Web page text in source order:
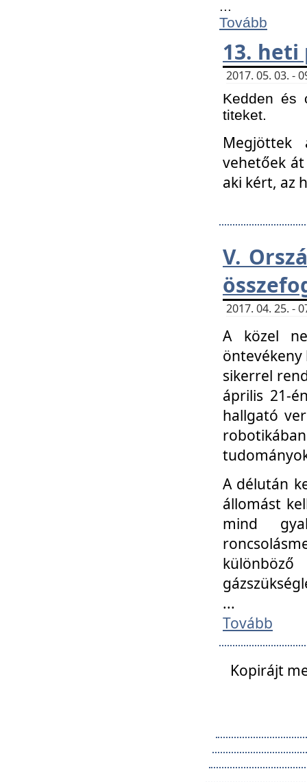
Tovább
13.
2017. 05. 03. -
Kedden és
titeket.
Megjöttek
vehetőek
aki kért, az
V.
2017. 04. 25. -
A közel
öntevékeny
sikerrel
április 21-
hallgató
A délután
állomást
mind
...
Tovább
Kopirájt